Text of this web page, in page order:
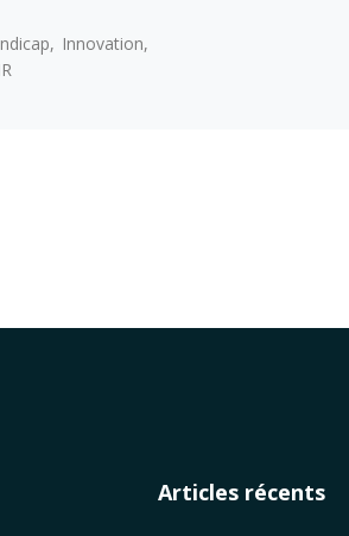
Innovation
Articles récents